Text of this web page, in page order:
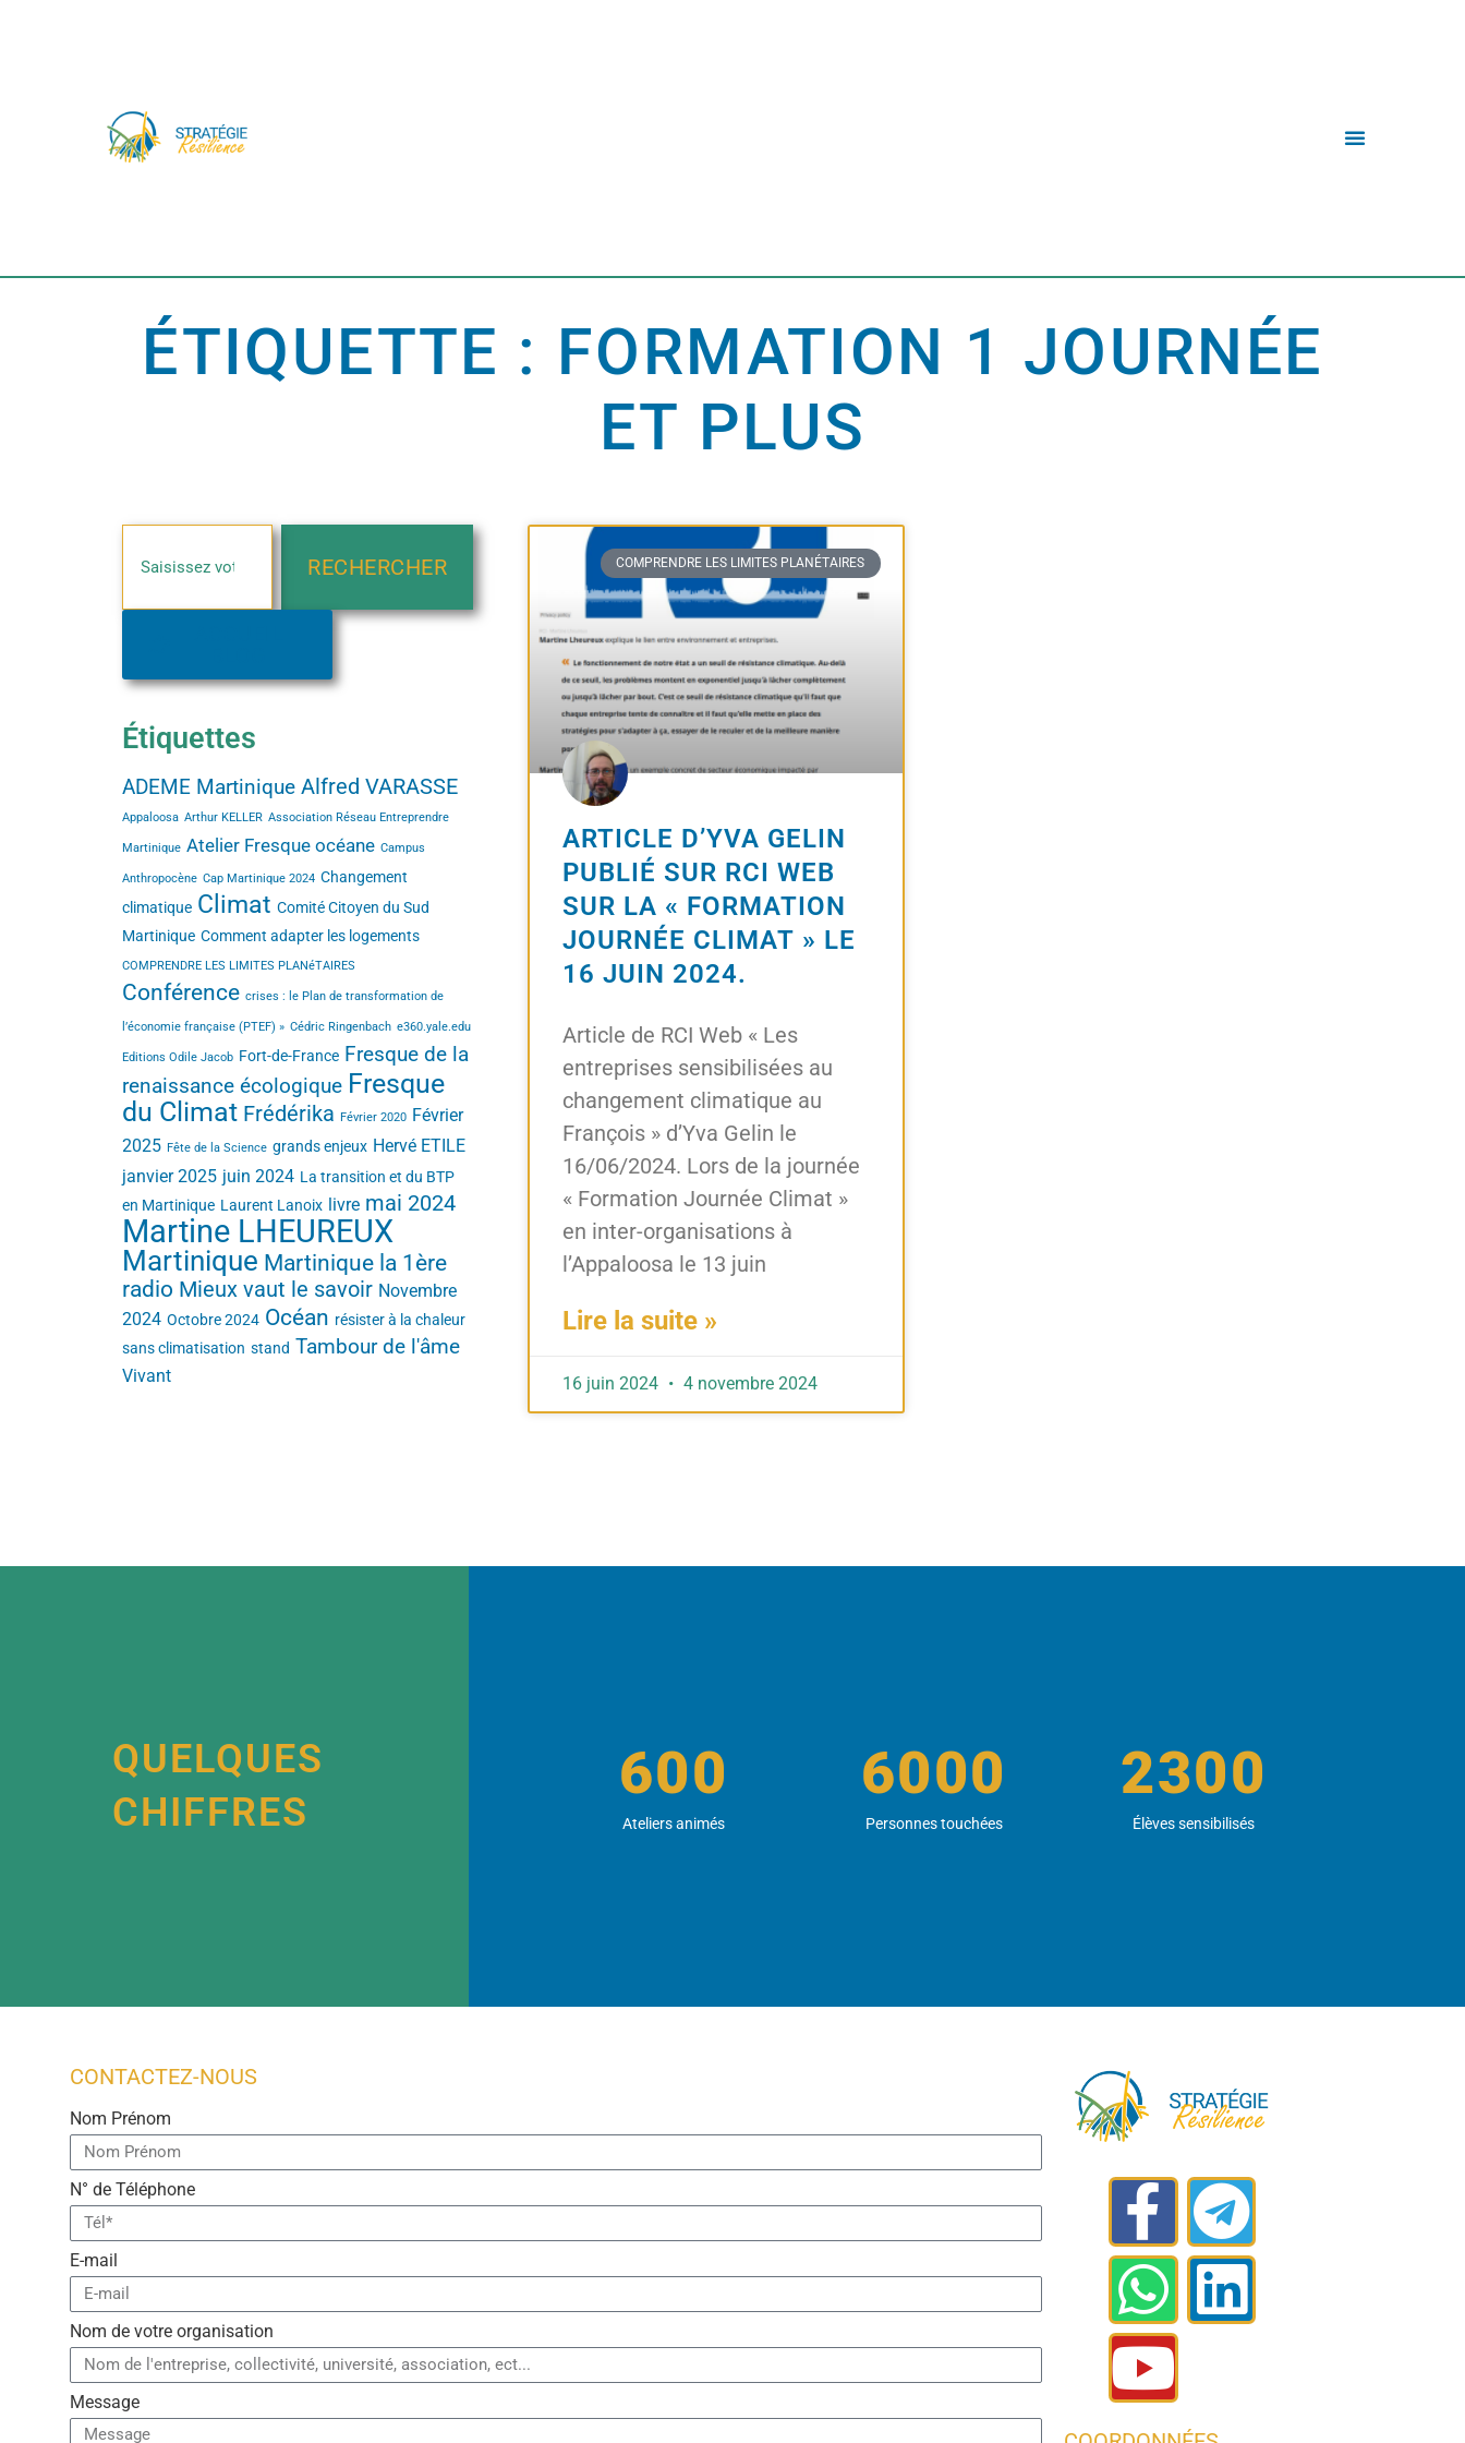
ÉTIQUETTE : FORMATION 1 JOURNÉE
ET PLUS
RECHERCHER
Étiquettes
ADEME Martinique Alfred VARASSE
Appaloosa Arthur KELLER Association Réseau Entreprendre
Martinique Atelier Fresque océane Campus
Anthropocène Cap Martinique 2024 Changement
climatique Climat Comité Citoyen du Sud
Martinique Comment adapter les logements
COMPRENDRE LES LIMITES PLANéTAIRES
Conférence crises : le Plan de transformation de
l’économie française (PTEF) » Cédric Ringenbach e360.yale.edu
Editions Odile Jacob Fort-de-France Fresque de la
renaissance écologique Fresque
du Climat Frédérika Février 2020 Février
2025 Fête de la Science grands enjeux Hervé ETILE
janvier 2025 juin 2024 La transition et du BTP
en Martinique Laurent Lanoix livre mai 2024
Martine LHEUREUX
Martinique Martinique la 1ère
radio Mieux vaut le savoir Novembre
2024 Octobre 2024 Océan résister à la chaleur
sans climatisation stand Tambour de l'âme
Vivant
COMPRENDRE LES LIMITES PLANÉTAIRES
ARTICLE D’YVA GELIN
PUBLIÉ SUR RCI WEB
SUR LA « FORMATION
JOURNÉE CLIMAT » LE
16 JUIN 2024.
Article de RCI Web « Les
entreprises sensibilisées au
changement climatique au
François » d’Yva Gelin le
16/06/2024. Lors de la journée
« Formation Journée Climat »
en inter-organisations à
l’Appaloosa le 13 juin
Lire la suite »
16 juin 2024 4 novembre 2024
QUELQUES
CHIFFRES
Ateliers animés
600
Personnes touchées
6000
Élèves sensibilisés
2300
CONTACTEZ-NOUS
Nom Prénom
N° de Téléphone
E-mail
Nom de votre organisation
Message